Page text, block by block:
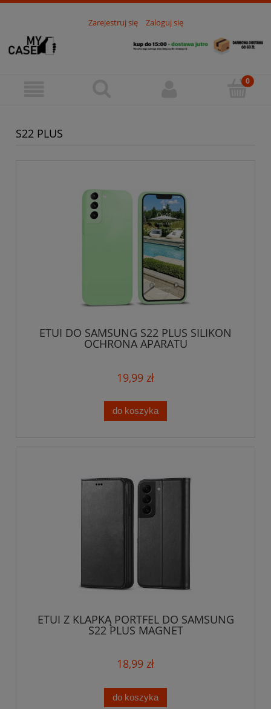
Zarejestruj się Zaloguj się
S22 PLUS
ETUI DO SAMSUNG S22 PLUS SILIKON
OCHRONA APARATU
19,99 zł
do koszyka
ETUI Z KLAPKĄ PORTFEL DO SAMSUNG
S22 PLUS MAGNET
18,99 zł
do koszyka